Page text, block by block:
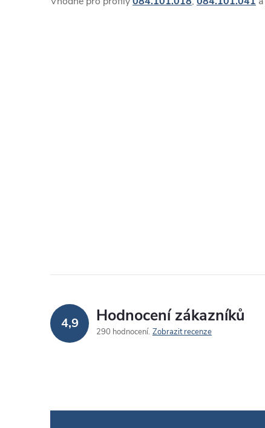
4,9 Hodnocení zákazníků
290 hodnocení Zobrazit recenze